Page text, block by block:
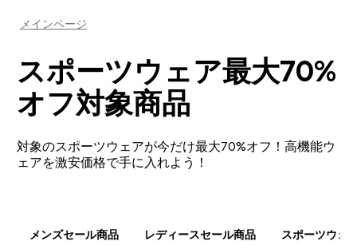
メインページ
スポーツウェア最大70%
オフ対象商品
対象のスポーツウェアが今だけ最大70%オフ！高機能ウ
ェアを激安価格で手に入れよう！
メンズセール商品 レディースセール商品 スポーツウェ